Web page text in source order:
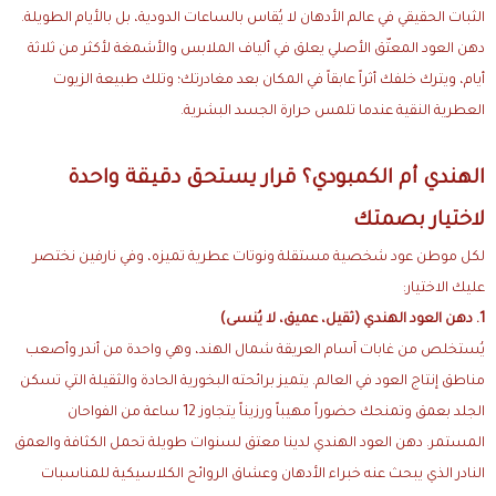
الثبات الحقيقي في عالم الأدهان لا يُقاس بالساعات الدودية، بل بالأيام الطويلة.
دهن العود المعتّق الأصلي يعلق في ألياف الملابس والأشمغة لأكثر من ثلاثة
أيام، ويترك خلفك أثراً عابقاً في المكان بعد مغادرتك؛ وتلك طبيعة الزيوت
العطرية النقية عندما تلمس حرارة الجسد البشرية.
الهندي أم الكمبودي؟ قرار يستحق دقيقة واحدة
لاختيار بصمتك
لكل موطن عود شخصية مستقلة ونوتات عطرية تميزه، وفي نارفين نختصر
عليك الاختيار:
1. دهن العود الهندي (ثقيل، عميق، لا يُنسى)
يُستخلص من غابات آسام العريقة شمال الهند، وهي واحدة من أندر وأصعب
مناطق إنتاج العود في العالم. يتميز برائحته البخورية الحادة والثقيلة التي تسكن
الجلد بعمق وتمنحك حضوراً مهيباً ورزيناً يتجاوز 12 ساعة من الفواحان
المستمر. دهن العود الهندي لدينا معتق لسنوات طويلة تحمل الكثافة والعمق
النادر الذي يبحث عنه خبراء الأدهان وعشاق الروائح الكلاسيكية للمناسبات